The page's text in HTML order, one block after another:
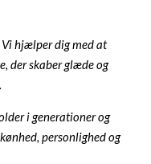
hjælper dig med at
der skaber glæde og
i generationer og
personlighed og